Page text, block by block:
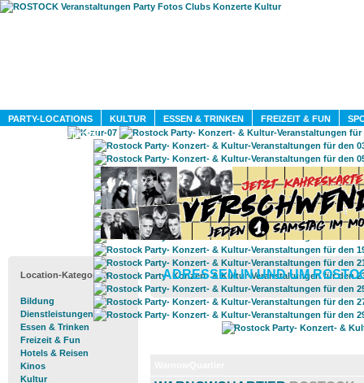
PARTY-LOCATIONS KULTUR ESSEN & TRINKEN FREIZEIT & FUN
DIENSTLEISTUNGEN
Location-Kategorien
Bildung
Dienstleistungen
Essen & Trinken
Freizeit & Fun
Hotels & Reisen
Kinos
Kultur
ADRESSEN IN UND UM